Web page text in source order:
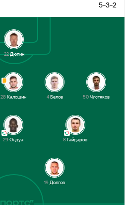
5-3-2
22Дюпин
50Чистяков
4Белов
28Калошин
8Гайдаров
29Ондуа
19Долгов